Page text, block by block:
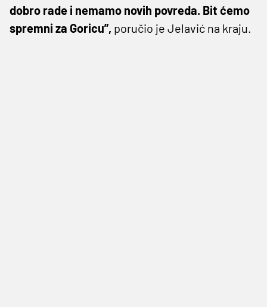
dobro rade i nemamo novih povreda. Bit ćemo
spremni za Goricu”, poručio je Jelavić na kraju.